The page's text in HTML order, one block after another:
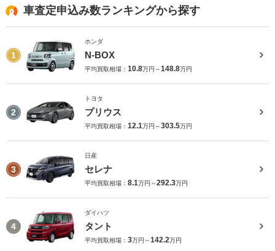
車査定申込み数ランキングから探す
1
ホンダ
N-BOX
平均買取相場： 10.8万円～148.8万円
2
トヨタ
プリウス
平均買取相場： 12.1万円～303.5万円
3
日産
セレナ
平均買取相場： 8.1万円～292.3万円
4
ダイハツ
タント
平均買取相場： 3万円～142.2万円